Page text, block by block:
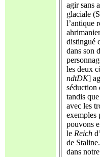
agir sans
glaciale
l’antique
distingué
dans son
les deux
ndtDK]
séduction
tandis
avec les
exemples
pouvons
le Reich
de
dans